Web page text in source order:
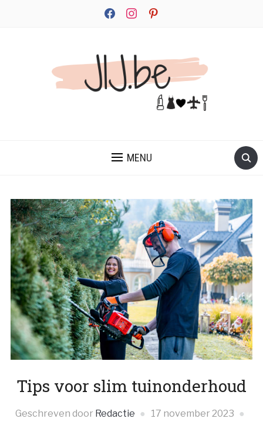
facebookinstagrampinterest
MENU
Tips voor slim tuinonderhoud
Geschreven door Redactie
17 november 2023